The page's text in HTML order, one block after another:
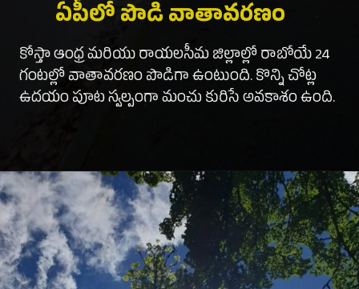
కోస్తా ఆంధ్ర మరియు రాయలసీమ జిల్లాల్లో రాబోయే 24
గంటల్లో వాతావరణం పొడిగా ఉంటుంది. కొన్ని చోట్ల
ఉదయం పూట స్వల్పంగా మంచు కురిసే అవకాశం ఉంది.
ఏపీలో పొడి వాతావరణం